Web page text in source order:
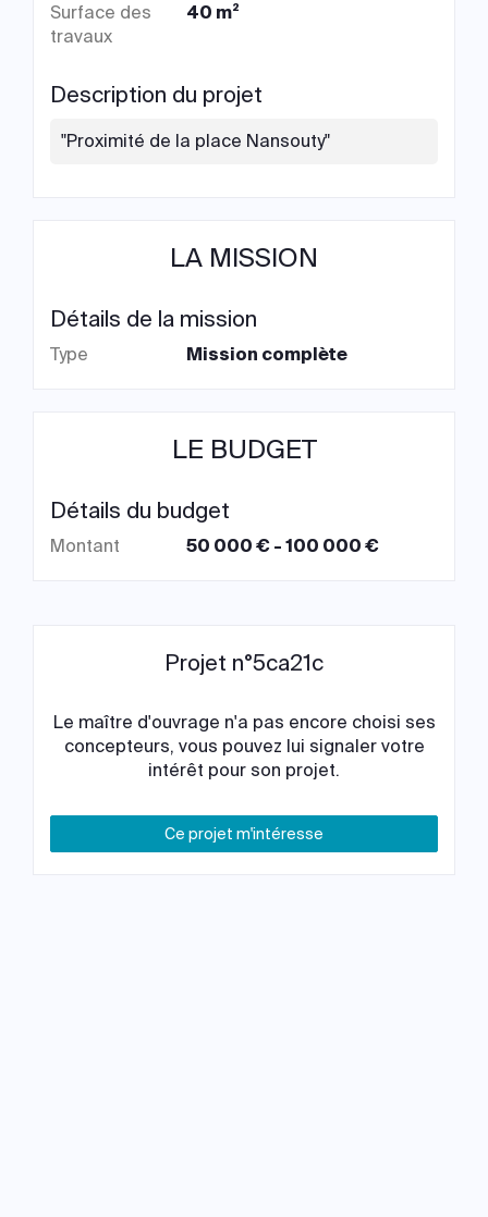
Surface des
travaux
40 m²
Description du projet
"Proximité de la place Nansouty"
LA MISSION
Détails de la mission
Type Mission complète
LE BUDGET
Détails du budget
Montant 50 000 € - 100 000 €
Projet n°5ca21c
Le maître d'ouvrage n'a pas encore choisi ses
concepteurs, vous pouvez lui signaler votre
intérêt pour son projet.
Ce projet m'intéresse